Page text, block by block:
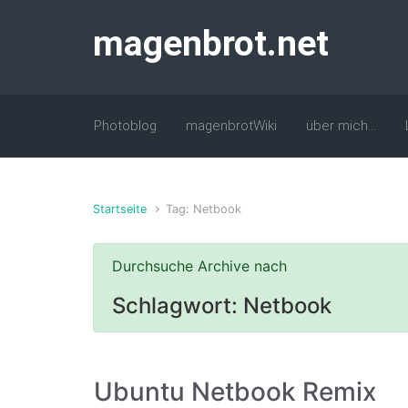
magenbrot.net
Photoblog magenbrotWiki über mich…
Startseite Tag: Netbook
Durchsuche Archive nach
Schlagwort: Netbook
Ubuntu Netbook Remix